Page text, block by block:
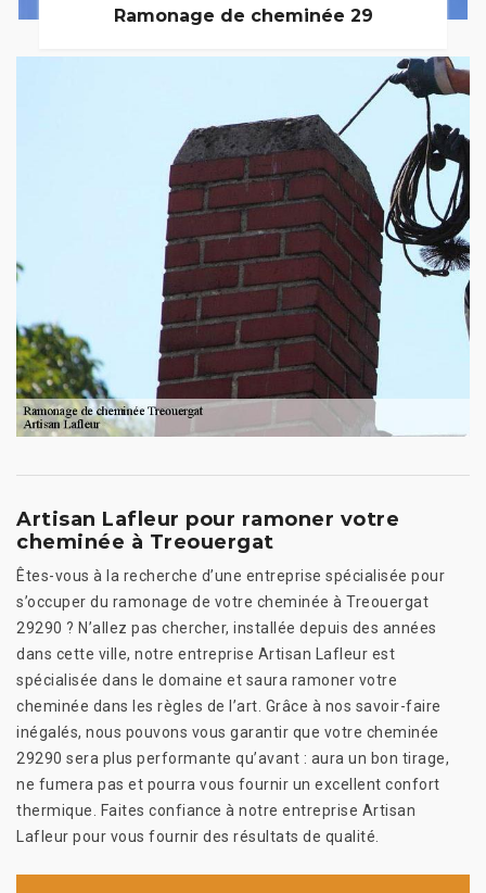
Ramonage de cheminée 29
Artisan Lafleur pour ramoner votre
cheminée à Treouergat
Êtes-vous à la recherche d’une entreprise spécialisée pour
s’occuper du ramonage de votre cheminée à Treouergat
29290 ? N’allez pas chercher, installée depuis des années
dans cette ville, notre entreprise Artisan Lafleur est
spécialisée dans le domaine et saura ramoner votre
cheminée dans les règles de l’art. Grâce à nos savoir-faire
inégalés, nous pouvons vous garantir que votre cheminée
29290 sera plus performante qu’avant : aura un bon tirage,
ne fumera pas et pourra vous fournir un excellent confort
thermique. Faites confiance à notre entreprise Artisan
Lafleur pour vous fournir des résultats de qualité.